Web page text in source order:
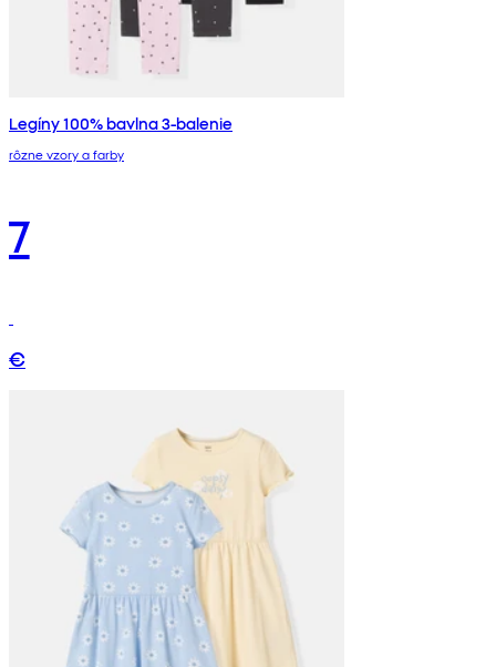
Legíny 100% bavlna 3-balenie
rôzne vzory a farby
7
€